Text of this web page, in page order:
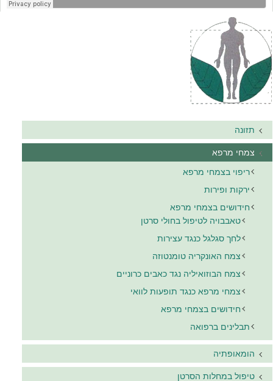
תזונה
צמחי מרפא
ריפוי בצמחי מרפא
ירקות ופירות
חידושים בצמחי מרפא
טאבבויה לטיפול בחולי סרטן
לחך סגלגל כנגד עצירות
צמח האונקריה טומנטוזה
צמח הבוזואיליה נגד כאבים כרוניים
צמחי מרפא כנגד תופעות לוואי
חידושים בצמחי מרפא
תבלינים ברפואה
הומאופתיה
טיפול במחלות הסרטן